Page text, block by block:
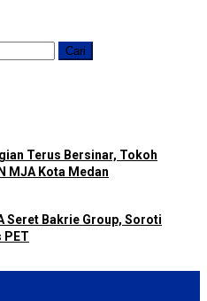
Terus Bersinar, Tokoh
MJA Kota Medan
Seret Bakrie Group, Soroti
PET